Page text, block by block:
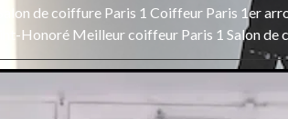
de coiffure Paris 1 Coiffeur Paris 1er
Honoré Meilleur coiffeur Paris 1 Salon de